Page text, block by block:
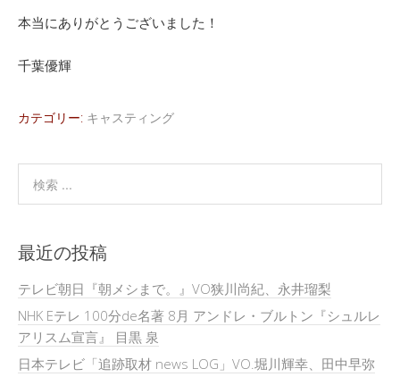
本当にありがとうございました！
千葉優輝
カテゴリー: キャスティング
最近の投稿
テレビ朝日『朝メシまで。』VO狭川尚紀、永井瑠梨
NHK Eテレ 100分de名著 8月 アンドレ・ブルトン『シュルレ
アリスム宣言』 目黒 泉
日本テレビ「追跡取材 news LOG」VO.堀川輝幸、田中早弥